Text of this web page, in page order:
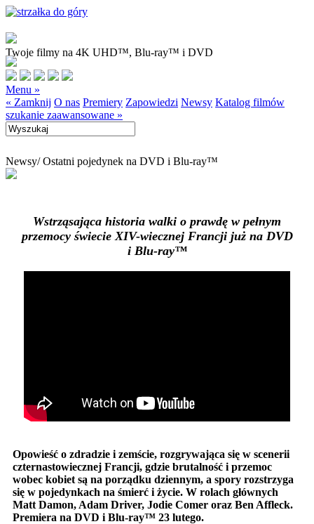
Twoje filmy na 4K UHD™, Blu-ray™ i DVD
Menu »
« Zamknij O nas Premiery Zapowiedzi Newsy Katalog filmów
szukanie zaawansowane »
Newsy/ Ostatni pojedynek na DVD i Blu-ray™
Wstrząsająca historia walki o prawdę w pełnym
przemocy świecie XIV-wiecznej Francji już na DVD
i Blu-ray™
Opowieść o zdradzie i zemście, rozgrywająca się w scenerii
czternastowiecznej Francji, gdzie brutalność i przemoc
wobec kobiet są na porządku dziennym, a spory rozstrzyga
się w pojedynkach na śmierć i życie. W rolach głównych
Matt Damon, Adam Driver, Jodie Comer oraz Ben Affleck.
Premiera na DVD i Blu-ray™ 23 lutego.